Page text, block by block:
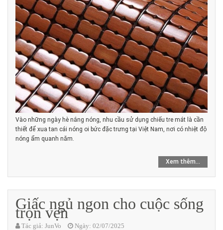
Vào những ngày hè nắng nóng, nhu cầu sử dụng chiếu tre mát là cần
thiết để xua tan cái nóng oi bức đặc trưng tại Việt Nam, nơi có nhiệt độ
nóng ẩm quanh năm.
Xem thêm...
Giấc ngủ ngon cho cuộc sống
trọn vẹn
Tác giả: JunVo Ngày: 02/07/2025